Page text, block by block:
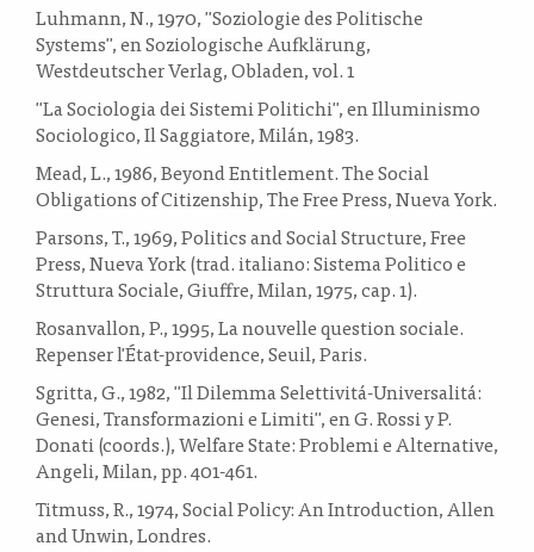
Luhmann, N., 1970, "Soziologie des Politische
Systems", en Soziologische Aufklärung,
Westdeutscher Verlag, Obladen, vol. 1
"La Sociologia dei Sistemi Politichi", en Illuminismo
Sociologico, Il Saggiatore, Milán, 1983.
Mead, L., 1986, Beyond Entitlement. The Social
Obligations of Citizenship, The Free Press, Nueva York.
Parsons, T., 1969, Politics and Social Structure, Free
Press, Nueva York (trad. italiano: Sistema Politico e
Struttura Sociale, Giuffre, Milan, 1975, cap. 1).
Rosanvallon, P., 1995, La nouvelle question sociale.
Repenser l'État-providence, Seuil, Paris.
Sgritta, G., 1982, "Il Dilemma Selettivitá-Universalitá:
Genesi, Transformazioni e Limiti", en G. Rossi y P.
Donati (coords.), Welfare State: Problemi e Alternative,
Angeli, Milan, pp. 401-461.
Titmuss, R., 1974, Social Policy: An Introduction, Allen
and Unwin, Londres.